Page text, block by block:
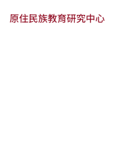
原住民族教育研究中心